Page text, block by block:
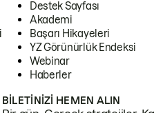
Destek Sayfası
Akademi
Başarı Hikayeleri
YZ Görünürlük Endeksi
Webinar
Haberler
BILETINIZI HEMEN ALIN